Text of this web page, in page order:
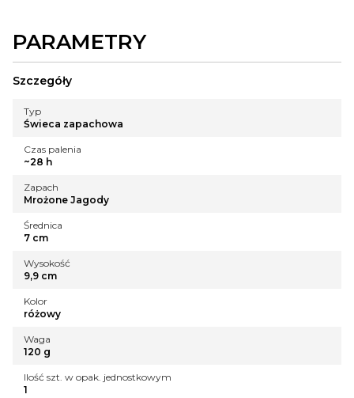
PARAMETRY
Szczegóły
Typ
Świeca zapachowa
Czas palenia
~28 h
Zapach
Mrożone Jagody
Średnica
7 cm
Wysokość
9,9 cm
Kolor
różowy
Waga
120 g
Ilość szt. w opak. jednostkowym
1